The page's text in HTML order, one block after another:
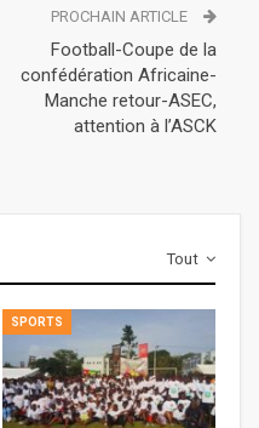
PROCHAIN ARTICLE
Football-Coupe de la
confédération Africaine-
Manche retour-ASEC,
attention à l’ASCK
Tout
SPORTS